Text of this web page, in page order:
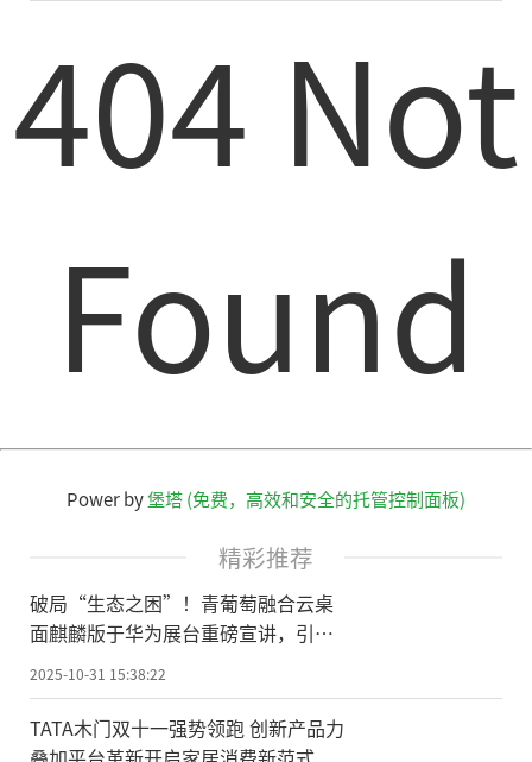
404 Not
Found
Power by堡塔 (免费，高效和安全的托管控制面板)
精彩推荐
破局“生态之困”！青葡萄融合云桌
面麒麟版于华为展台重磅宣讲，引领
国产化办公新纪元
2025-10-31 15:38:22
TATA木门双十一强势领跑 创新产品力